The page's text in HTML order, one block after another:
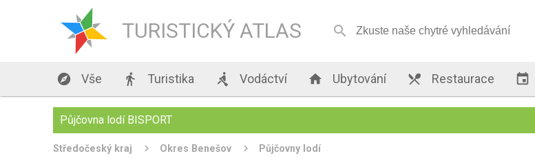
TURISTICKÝ ATLAS 
 Vše  Turistika  Vodáctví  Ubytování  Restaurace 
Půjčovna lodí BISPORT
Středočeský kraj Okres Benešov
Půjčovny lodí